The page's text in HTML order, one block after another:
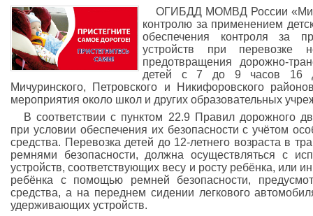
ОГИБДД МОМВД России
контролю за применением
обеспечения контроля за
устройств при перевозке
предотвращения дорожно-
детей с 7 до 9 часов 16
Мичуринского, Петровского и Никифоровского
мероприятия около школ и других образовательных
В соответствии с пунктом 22.9 Правил дорожного
при условии обеспечения их безопасности с учётом
средства. Перевозка детей до 12-летнего возраста в
ремнями безопасности, должна осуществляться с
устройств, соответствующих весу и росту ребёнка, или
ребёнка с помощью ремней безопасности,
средства, а на переднем сидении легкового
удерживающих устройств.